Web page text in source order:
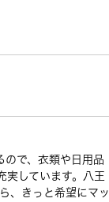
ので、衣類や日用品
実しています。八王
、きっと希望にマッ